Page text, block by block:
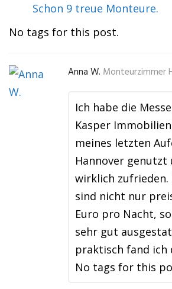
Schon 9 treue Monteure.
No tags for this post.
Anna W. Monteurzimmer
Ich habe die
Kasper
meines letzten
Hannover genutzt
wirklich zufrieden.
sind nicht nur
Euro pro Nacht,
sehr gut
praktisch fand ich
No tags for this